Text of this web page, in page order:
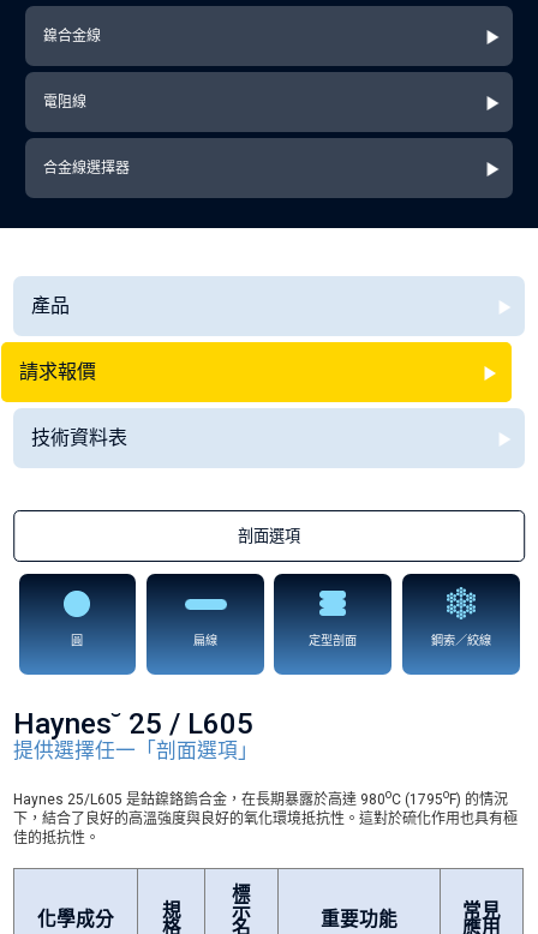
鎳合金線
電阻線
合金線選擇器
產品
請求報價
技術資料表
剖面選項
圓 扁線 定型剖面 鋼索／絞線
Haynes˘ 25 / L605
提供選擇任一「剖面選項」
Haynes 25/L605 是鈷鎳鉻鎢合金，在長期暴露於高達 980oC (1795oF) 的情況
下，結合了良好的高溫強度與良好的氧化環境抵抗性。這對於硫化作用也具有極
佳的抵抗性。
化學成分 規
格
標
示
名 重要功能 常見
應用